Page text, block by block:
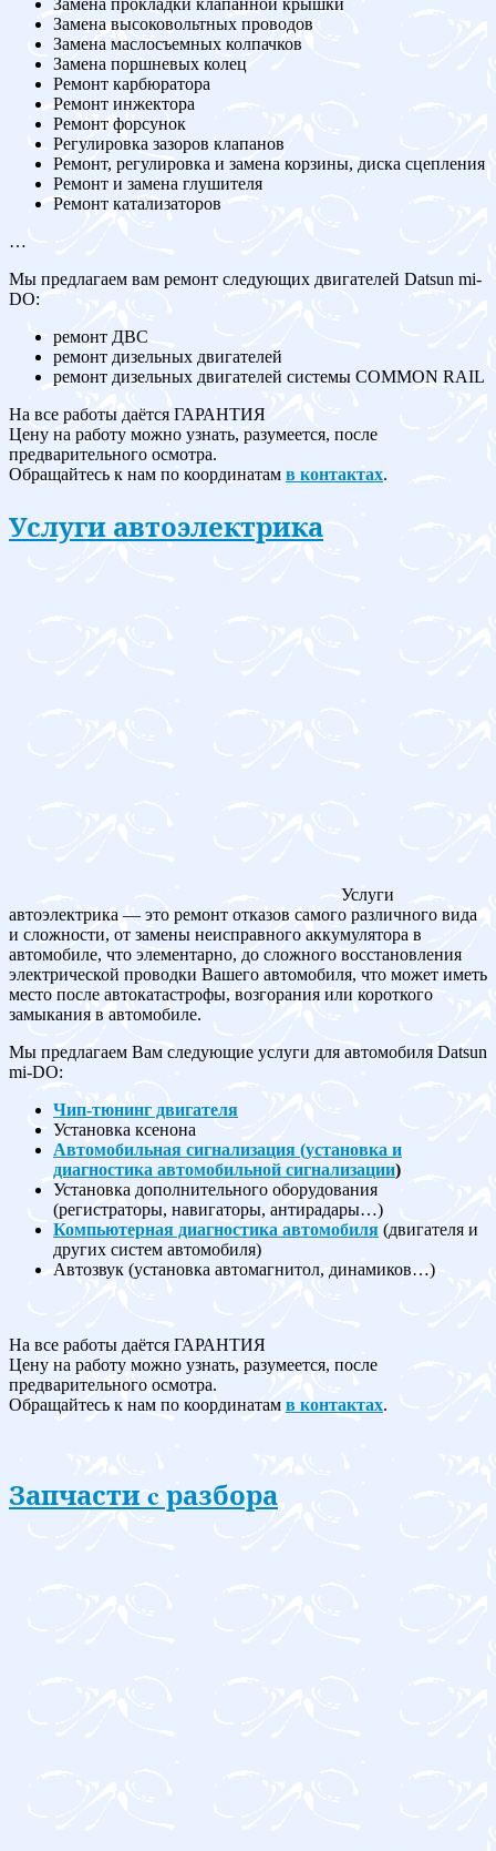
Замена прокладки клапанной крышки
Замена высоковольтных проводов
Замена маслосъемных колпачков
Замена поршневых колец
Ремонт карбюратора
Ремонт инжектора
Ремонт форсунок
Регулировка зазоров клапанов
Ремонт, регулировка и замена корзины, диска сцепления
Ремонт и замена глушителя
Ремонт катализаторов
…
Мы предлагаем вам ремонт следующих двигателей Datsun mi-
DO:
ремонт ДВС
ремонт дизельных двигателей
ремонт дизельных двигателей системы COMMON RAIL
На все работы даётся ГАРАНТИЯ
Цену на работу можно узнать, разумеется, после
предварительного осмотра.
Обращайтесь к нам по координатам в контактах.
Услуги автоэлектрика
Услуги
автоэлектрика — это ремонт отказов самого различного вида
и сложности, от замены неисправного аккумулятора в
автомобиле, что элементарно, до сложного восстановления
электрической проводки Вашего автомобиля, что может иметь
место после автокатастрофы, возгорания или короткого
замыкания в автомобиле.
Мы предлагаем Вам следующие услуги для автомобиля Datsun
mi-DO:
Чип-тюнинг двигателя
Установка ксенона
Автомобильная сигнализация (установка и
диагностика автомобильной сигнализации)
Установка дополнительного оборудования
(регистраторы, навигаторы, антирадары…)
Компьютерная диагностика автомобиля (двигателя и
других систем автомобиля)
Автозвук (установка автомагнитол, динамиков…)
На все работы даётся ГАРАНТИЯ
Цену на работу можно узнать, разумеется, после
предварительного осмотра.
Обращайтесь к нам по координатам в контактах.
Запчасти c разбора